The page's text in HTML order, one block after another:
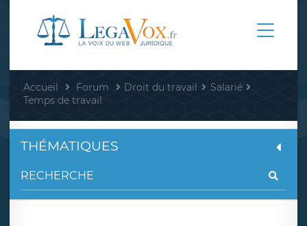
Accueil Forum Droit du travail
Salarié
Temps de travail
THÉMATIQUES